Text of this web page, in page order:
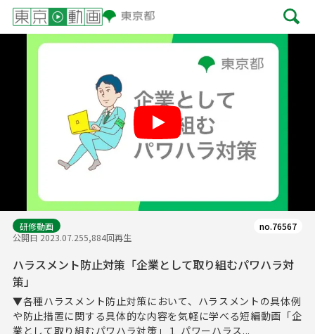
研修動画
公開日 2023.07.255,884回再生
no.76567
ハラスメント防止対策「企業として取り組むパワハラ対
策」
▼各種ハラスメント防止対策において、ハラスメントの具体例
や防止措置に関する具体的な内容を気軽に学べる短編動画「企
業として取り組むパワハラ対策」１ パワーハラス...